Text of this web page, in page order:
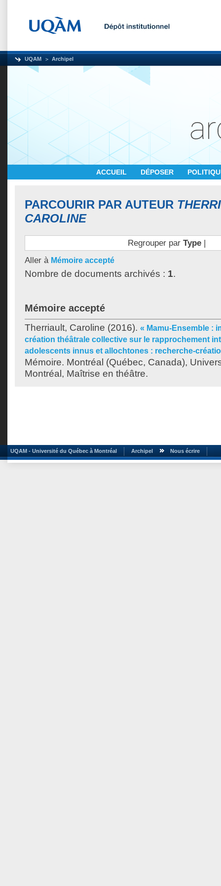
UQAM Archipel
ACCUEIL DÉPOSER
PARCOURIR PAR AUTEUR
CAROLINE
Regrouper par Type|
Aller à Mémoire accepté
Nombre de documents archivés : 1.
Mémoire accepté
Therriault, Caroline (2016). « Mamu-Ensemble :
création théâtrale collective sur le rapprochement
adolescents innus et allochtones : recherche-
Mémoire. Montréal (Québec, Canada),
Montréal, Maîtrise en théâtre.
UQAM - Université du Québec à Montréal Archipel Nous écrire